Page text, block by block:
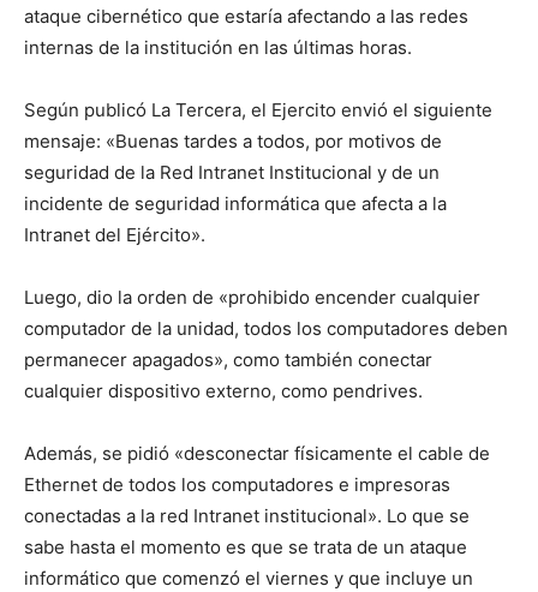
ataque cibernético que estaría afectando a las redes
internas de la institución en las últimas horas.
Según publicó La Tercera, el Ejercito envió el siguiente
mensaje: «Buenas tardes a todos, por motivos de
seguridad de la Red Intranet Institucional y de un
incidente de seguridad informática que afecta a la
Intranet del Ejército».
Luego, dio la orden de «prohibido encender cualquier
computador de la unidad, todos los computadores deben
permanecer apagados», como también conectar
cualquier dispositivo externo, como pendrives.
Además, se pidió «desconectar físicamente el cable de
Ethernet de todos los computadores e impresoras
conectadas a la red Intranet institucional». Lo que se
sabe hasta el momento es que se trata de un ataque
informático que comenzó el viernes y que incluye un